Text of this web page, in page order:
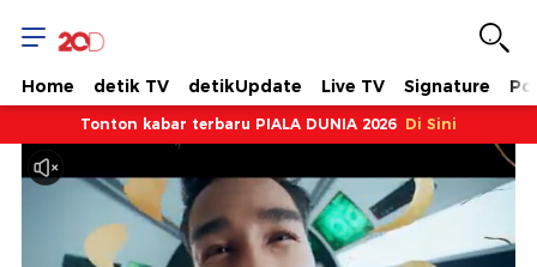
Home detik TV detikUpdate Live TV Signature
Tonton kabar terbaru PIALA DUNIA 2026 Di Sini